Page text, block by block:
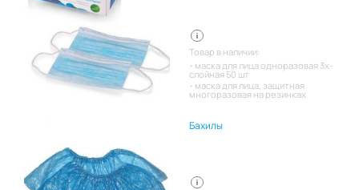
Товар в наличии:
маска для лица одноразовая 3х-
слойная 50 шт
маска для лица, защитная
многоразовая на резинках
Бахилы